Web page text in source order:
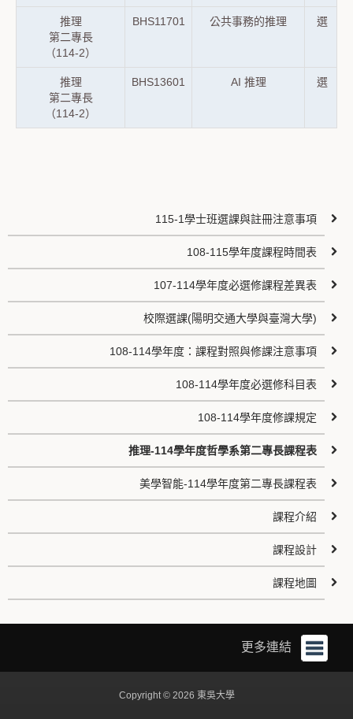
推理
第二專長
（114-2）
BHS11701 公共事務的推理 選
推理
第二專長
（114-2）
BHS13601 AI 推理 選
115-1學士班選課與註冊注意事項
108-115學年度課程時間表
107-114學年度必選修課程差異表
校際選課(陽明交通大學與臺灣大學)
108-114學年度：課程對照與修課注意事項
108-114學年度必選修科目表
108-114學年度修課規定
推理-114學年度哲學系第二專長課程表
美學智能-114學年度第二專長課程表
課程介紹
課程設計
課程地圖
更多連結
Copyright © 2026 東吳大學